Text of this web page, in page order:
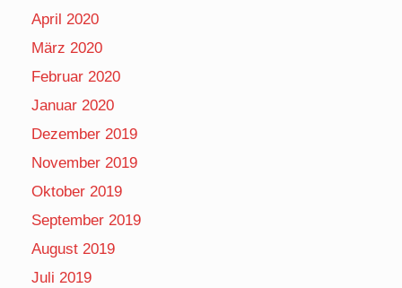
April 2020
März 2020
Februar 2020
Januar 2020
Dezember 2019
November 2019
Oktober 2019
September 2019
August 2019
Juli 2019